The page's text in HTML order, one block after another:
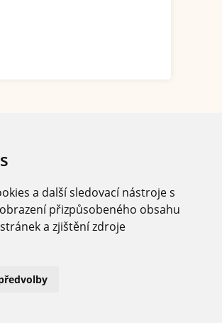
a další sledovací nástroje s
přizpůsobeného obsahu
a zjištění zdroje